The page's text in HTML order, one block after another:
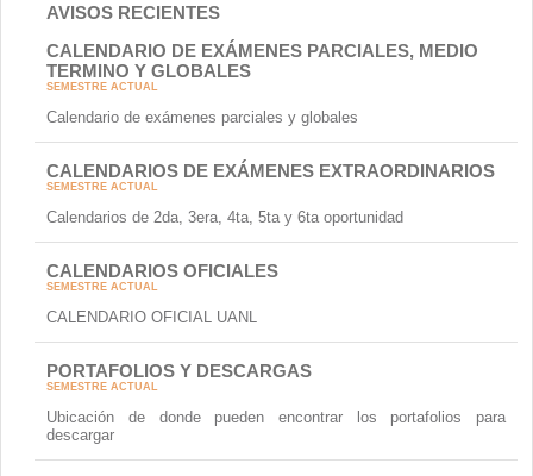
AVISOS RECIENTES
CALENDARIO DE EXÁMENES PARCIALES, MEDIO
TERMINO Y GLOBALES
SEMESTRE ACTUAL
Calendario de exámenes parciales y globales
CALENDARIOS DE EXÁMENES EXTRAORDINARIOS
SEMESTRE ACTUAL
Calendarios de 2da, 3era, 4ta, 5ta y 6ta oportunidad
CALENDARIOS OFICIALES
SEMESTRE ACTUAL
CALENDARIO OFICIAL UANL
PORTAFOLIOS Y DESCARGAS
SEMESTRE ACTUAL
Ubicación de donde pueden encontrar los portafolios para
descargar